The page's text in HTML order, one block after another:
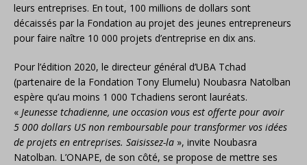
leurs entreprises. En tout, 100 millions de dollars sont
décaissés par la Fondation au projet des jeunes entrepreneurs
pour faire naître 10 000 projets d’entreprise en dix ans.
Pour l’édition 2020, le directeur général d’UBA Tchad
(partenaire de la Fondation Tony Elumelu) Noubasra Natolban
espère qu’au moins 1 000 Tchadiens seront lauréats.
« Jeunesse tchadienne, une occasion vous est offerte pour avoir
5 000 dollars US non remboursable pour transformer vos idées
de projets en entreprises. Saisissez-la », invite Noubasra
Natolban. L’ONAPE, de son côté, se propose de mettre ses